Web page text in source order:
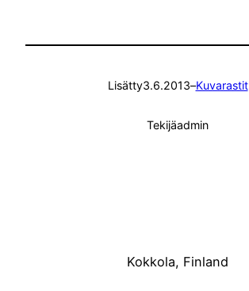
Lisätty3.6.2013–Kuvarastit
Tekijäadmin
Kokkola, Finland